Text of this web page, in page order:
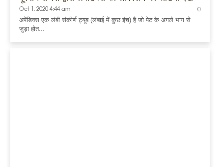
Oct 1, 2020 4:44 am 0
अपेंडिक्स एक लंबी संकीर्ण ट्यूब (लंबाई में कुछ इंच) है जो पेट के अगले भाग से
जुड़ा होत...